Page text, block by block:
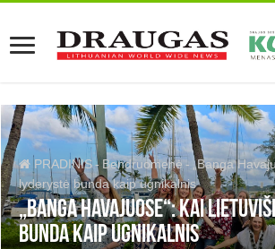
PRADINIS - Bendruomenė- „Banga
lyderystė bunda kaip ugnikalnis
„Banga Havajuose“: kai
bunda kaip ugnikalnis